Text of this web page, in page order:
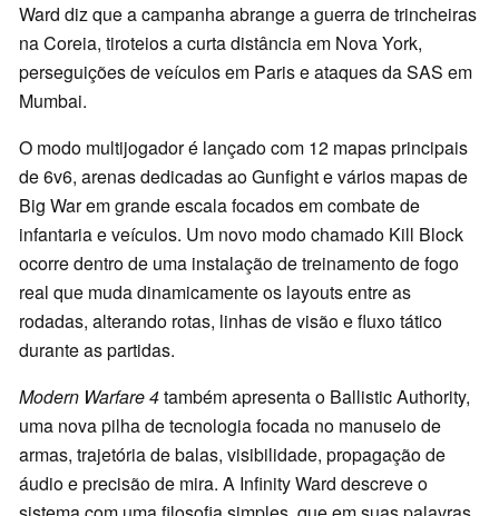
Ward diz que a campanha abrange a guerra de trincheiras
na Coreia, tiroteios a curta distância em Nova York,
perseguições de veículos em Paris e ataques da SAS em
Mumbai.
O modo multijogador é lançado com 12 mapas principais
de 6v6, arenas dedicadas ao Gunfight e vários mapas de
Big War em grande escala focados em combate de
infantaria e veículos. Um novo modo chamado Kill Block
ocorre dentro de uma instalação de treinamento de fogo
real que muda dinamicamente os layouts entre as
rodadas, alterando rotas, linhas de visão e fluxo tático
durante as partidas.
Modern Warfare 4também apresenta o Ballistic Authority,
uma nova pilha de tecnologia focada no manuseio de
armas, trajetória de balas, visibilidade, propagação de
áudio e precisão de mira. A Infinity Ward descreve o